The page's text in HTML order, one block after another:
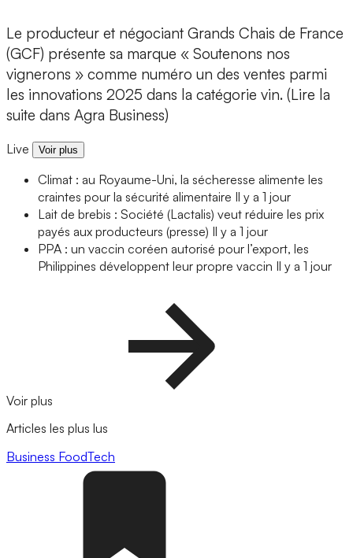
Le producteur et négociant Grands Chais de France
(GCF) présente sa marque « Soutenons nos
vignerons » comme numéro un des ventes parmi
les innovations 2025 dans la catégorie vin. (Lire la
suite dans Agra Business)
Live Voir plus
Climat : au Royaume-Uni, la sécheresse alimente les
craintes pour la sécurité alimentaire Il y a 1 jour
Lait de brebis : Société (Lactalis) veut réduire les prix
payés aux producteurs (presse) Il y a 1 jour
PPA : un vaccin coréen autorisé pour l’export, les
Philippines développent leur propre vaccin Il y a 1 jour
Voir plus
Articles les plus lus
Business FoodTech